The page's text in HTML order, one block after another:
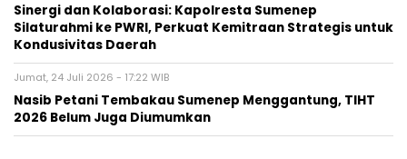
Sinergi dan Kolaborasi: Kapolresta Sumenep
Silaturahmi ke PWRI, Perkuat Kemitraan Strategis untuk
Kondusivitas Daerah
Jumat, 24 Juli 2026 - 17:22 WIB
Nasib Petani Tembakau Sumenep Menggantung, TIHT
2026 Belum Juga Diumumkan